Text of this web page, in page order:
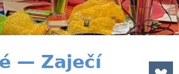
— Zaječí